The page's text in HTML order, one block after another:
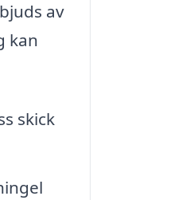
av
kan
skick